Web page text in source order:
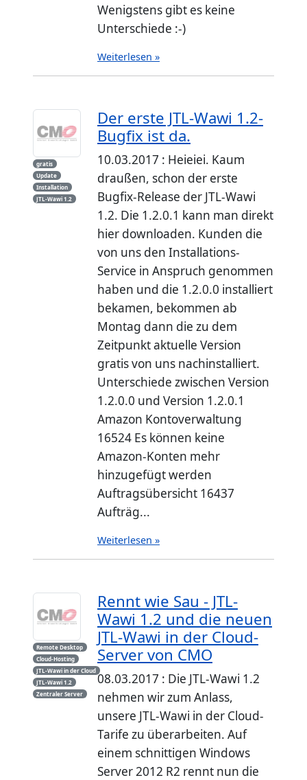
Wenigstens gibt es keine
Unterschiede :-)
Weiterlesen »
gratis
Update
Installation
JTL-Wawi 1.2
Der erste JTL-Wawi 1.2-
Bugfix ist da.
10.03.2017 : Heieiei. Kaum
draußen, schon der erste
Bugfix-Release der JTL-Wawi
1.2. Die 1.2.0.1 kann man direkt
hier downloaden. Kunden die
von uns den Installations-
Service in Anspruch genommen
haben und die 1.2.0.0 installiert
bekamen, bekommen ab
Montag dann die zu dem
Zeitpunkt aktuelle Version
gratis von uns nachinstalliert.
Unterschiede zwischen Version
1.2.0.0 und Version 1.2.0.1
Amazon Kontoverwaltung
16524 Es können keine
Amazon-Konten mehr
hinzugefügt werden
Auftragsübersicht 16437
Aufträg...
Weiterlesen »
Remote Desktop
Cloud-Hosting
JTL-Wawi in der Cloud
JTL-Wawi 1.2
Zentraler Server
Rennt wie Sau - JTL-
Wawi 1.2 und die neuen
JTL-Wawi in der Cloud-
Server von CMO
08.03.2017 : Die JTL-Wawi 1.2
nehmen wir zum Anlass,
unsere JTL-Wawi in der Cloud-
Tarife zu überarbeiten. Auf
einem schnittigen Windows
Server 2012 R2 rennt nun die